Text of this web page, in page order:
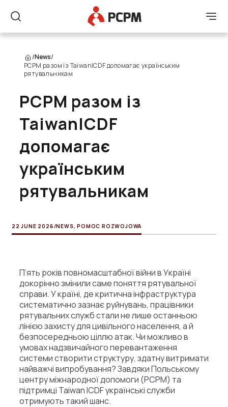
Search
Main Logo
/News/
PCPM разом із TaiwanICDF допомагає українським
рятувальникам
PCPM разом із
TaiwanICDF
допомагає
українським
рятувальникам
22 JUNE 2026 /NEWS,POMOC ROZWOJOWA
П’ять років повномасштабної війни в Україні
докорінно змінили саме поняття рятувальної
справи. У країні, де критична інфраструктура
систематично зазнає руйнувань, працівники
рятувальних служб стали не лише останньою
лінією захисту для цивільного населення, а й
безпосередньою ціллю атак. Чи можливо в
умовах надзвичайного перевантаження
системи створити структуру, здатну витримати
найважчі випробування? Завдяки Польському
центру міжнародної допомоги (PCPM) та
підтримці Taiwan ICDF українські служби
отримують такий шанс.